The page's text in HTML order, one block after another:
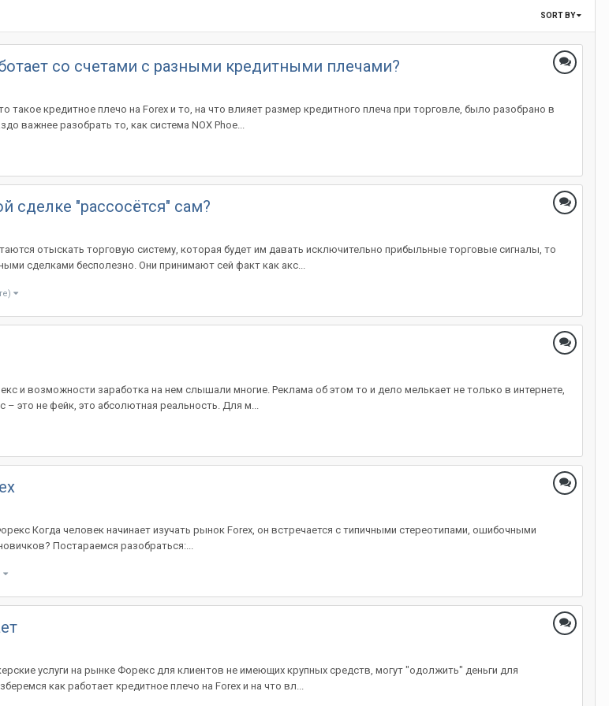
SORT BY
со счетами с разными кредитными плечами?
такое кредитное плечо на Forex и то, на что влияет размер кредитного плеча при торговле, было разобрано в
важнее разобрать то, как система NOX Phoe...
сделке "рассосётся" сам?
отыскать торговую систему, которая будет им давать исключительно прибыльные торговые сигналы, то
сделками бесполезно. Они принимают сей факт как акс...
и возможности заработка на нем слышали многие. Реклама об этом то и дело мелькает не только в интернете,
– это не фейк, это абсолютная реальность. Для м...
Когда человек начинает изучать рынок Forex, он встречается с типичными стереотипами, ошибочными
Постараемся разобраться:...
услуги на рынке Форекс для клиентов не имеющих крупных средств, могут "одолжить" деньги для
как работает кредитное плечо на Forex и на что вл...